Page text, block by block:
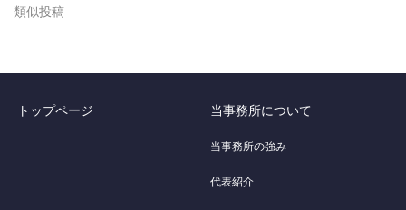
類似投稿
トップページ 当事務所について
当事務所の強み
代表紹介